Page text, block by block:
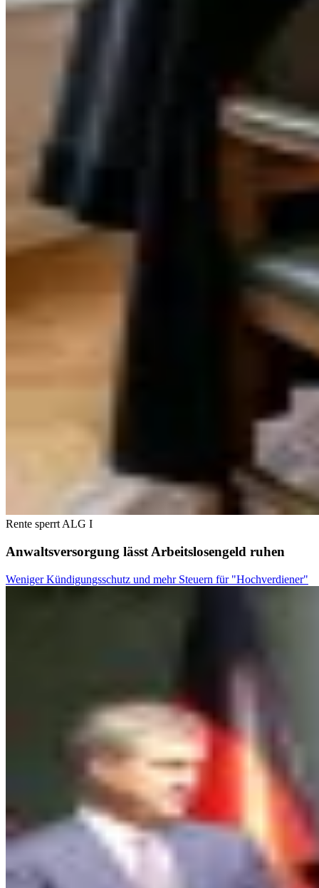
Rente sperrt ALG I
Anwaltsversorgung lässt Arbeitslosengeld ruhen
Weniger Kündigungsschutz und mehr Steuern für "Hochverdiener"